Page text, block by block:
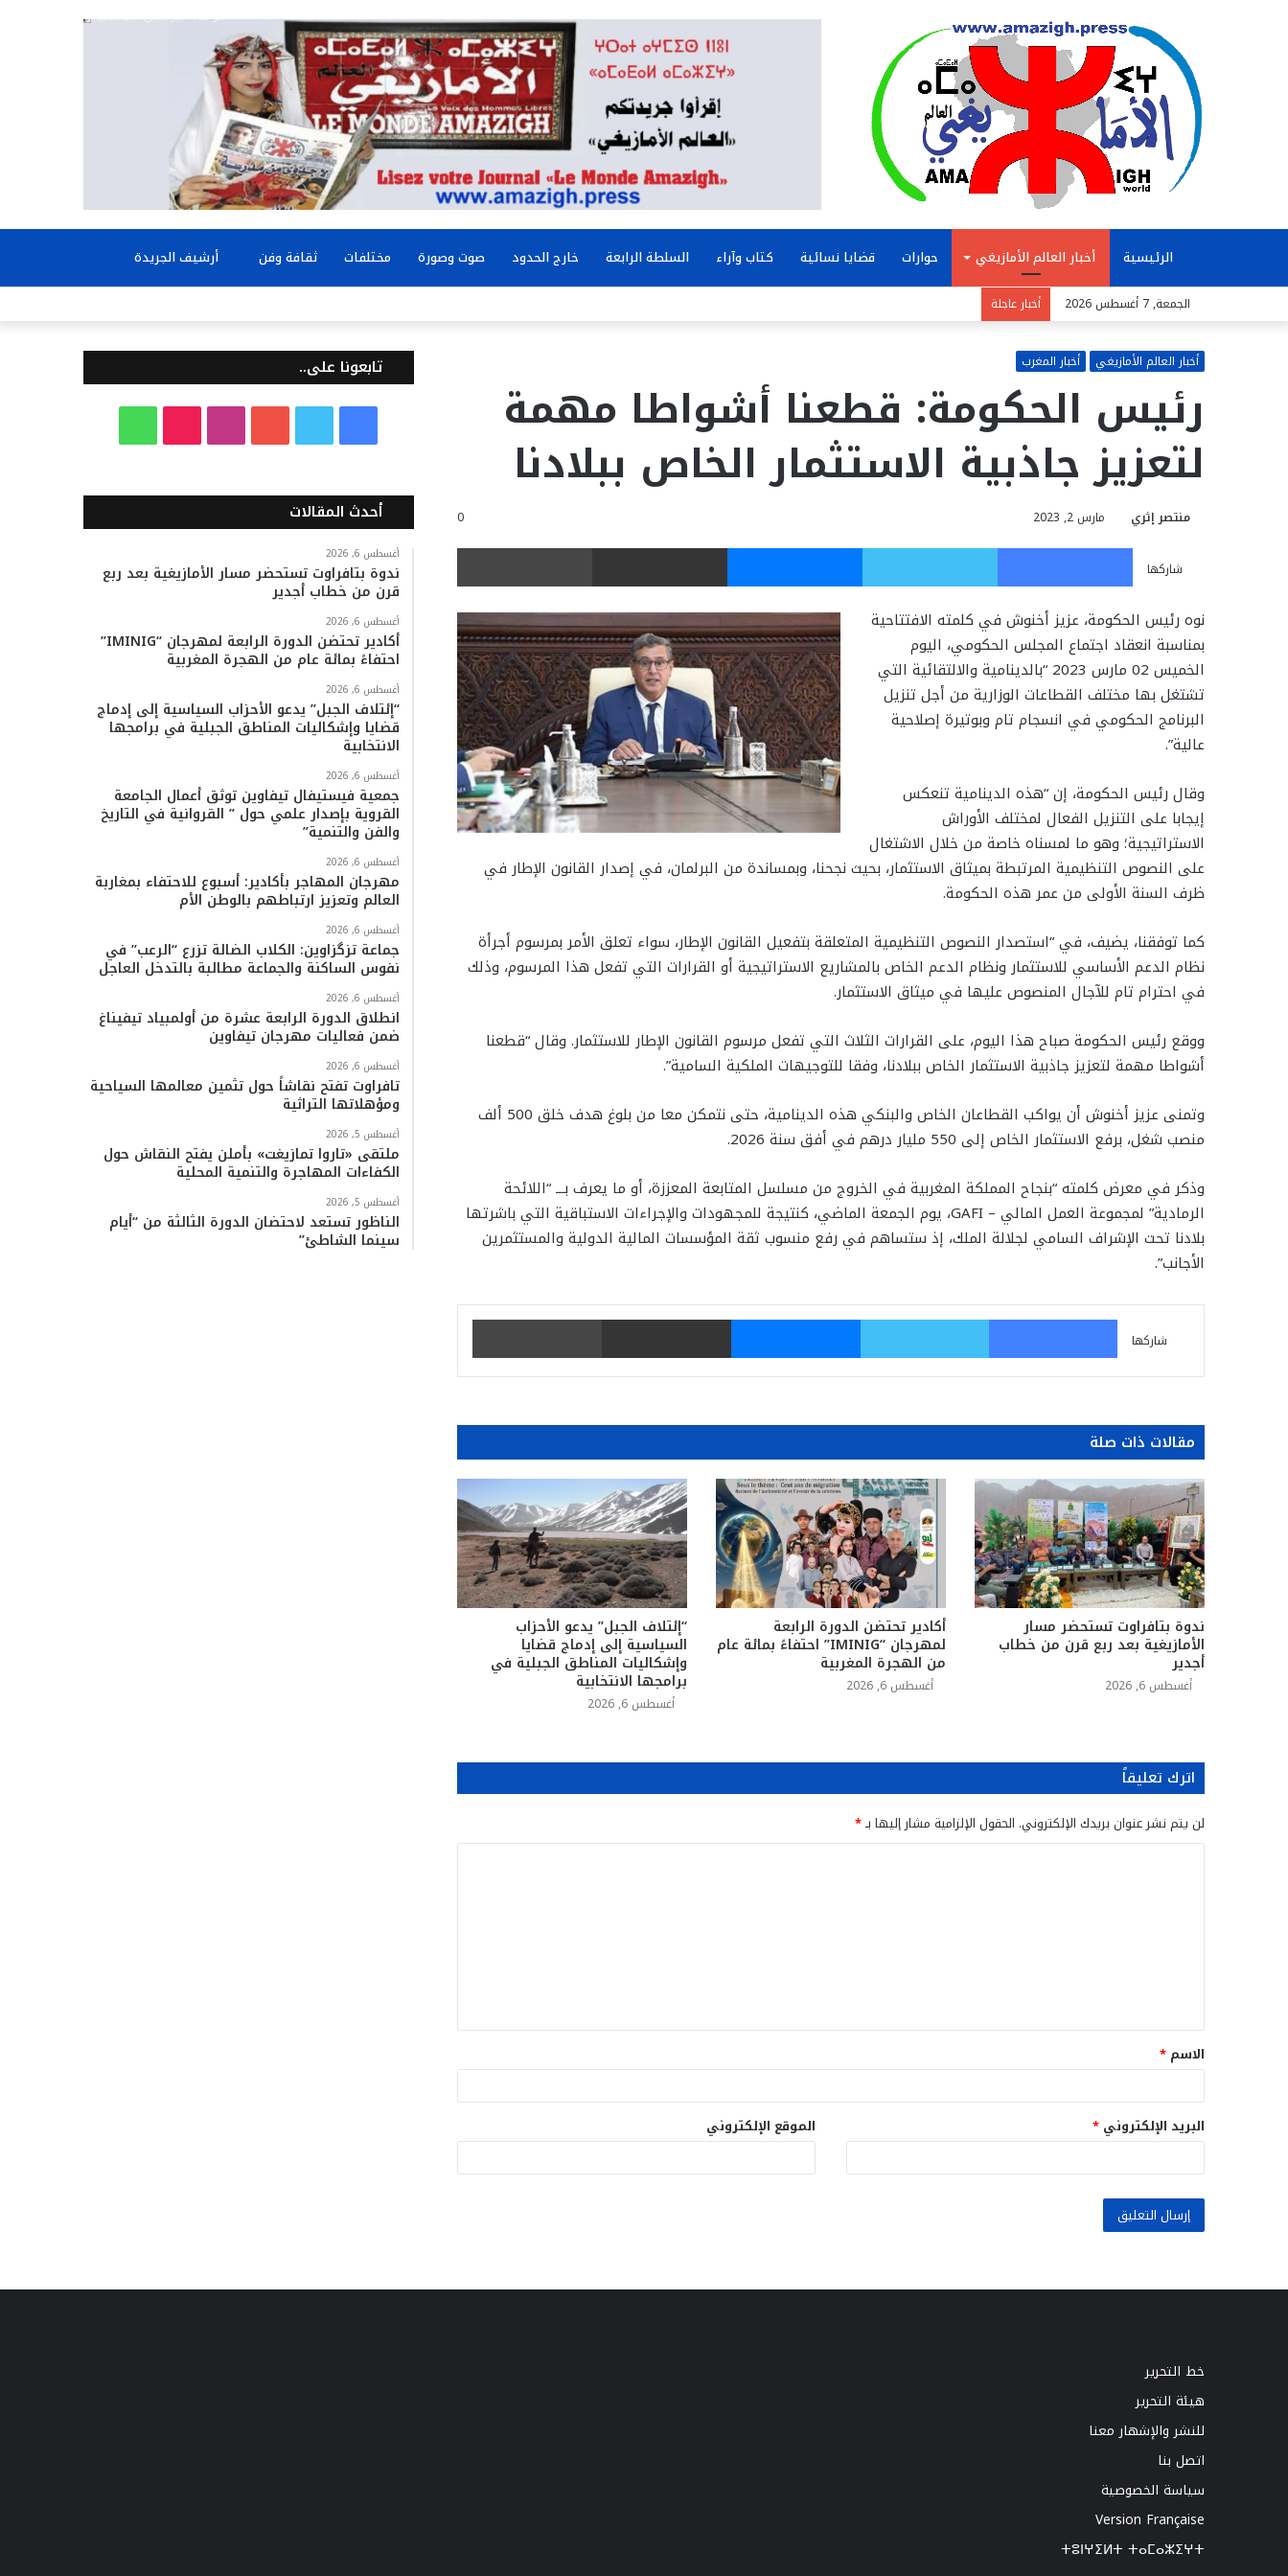
الرئيسية أخبار العالم الأمازيغي حوارات قضايا نسائية كتاب وآراء السلطة الرابعة خارج الحدود صوت وصورة مختلفات ثقافة وفن أرشيف الجريدة
عن
الجمعة, 7 أغسطس 2026 أخبار عاجلة
أخبار العالم الأمازيغي أخبار المغرب
رئيس الحكومة: قطعنا أشواطا مهمة
لتعزيز جاذبية الاستثمار الخاص ببلادنا
منتصر إثري مارس 2, 2023 0
شاركها
فيسبوك تويتر ماسنجر مشاركة عبر البريد
نوه رئيس الحكومة، عزيز أخنوش في كلمته الافتتاحية
بمناسبة انعقاد اجتماع المجلس الحكومي، اليوم
الخميس 02 مارس 2023 “بالدينامية والالتقائية ‏التي
تشتغل ‏بها مختلف القطاعات الوزارية من أجل تنزيل
البرنامج الحكومي في انسجام تام وبوتيرة إصلاحية
عالية”.
وقال رئيس الحكومة، إن “هذه الدينامية تنعكس
إيجابا ‏على التنزيل الفعال لمختلف الأوراش
الاستراتيجية؛ وهو ما لمسناه خاصة من خلال الاشتغال
على النصوص التنظيمية المرتبطة ‏بميثاق الاستثمار، بحيث نجحنا، وبمساندة من البرلمان، في إصدار القانون الإطار في
ظرف السنة الأولى من عمر هذه الحكومة.
كما توفقنا، يضيف، في “استصدار النصوص ‏التنظيمية المتعلقة بتفعيل القانون الإطار، سواء تعلق الأمر بمرسوم أجرأة
‏نظام الدعم الأساسي ‏للاستثمار ونظام الدعم الخاص بالمشاريع ‏الاستراتيجية أو القرارات التي تفعل هذا المرسوم، وذلك
في ‏احترام تام للآجال المنصوص عليها في ميثاق الاستثمار.‏
ووقع رئيس الحكومة صباح هذا اليوم، على القرارات الثلاث التي تفعل مرسوم القانون الإطار للاستثمار. وقال “‏قطعنا
أشواطا مهمة لتعزيز جاذبية الاستثمار الخاص ببلادنا، وفقا للتوجيهات الملكية السامية”.
وتمنى عزيز أخنوش أن يواكب القطاعان الخاص والبنكي هذه الدينامية، حتى نتمكن معا من بلوغ هدف خلق 500 ألف
منصب شغل، برفع الاستثمار الخاص إلى 550 مليار درهم في أفق سنة 2026.
وذكر في معرض كلمته “بنجاح ‏المملكة المغربية في الخروج من مسلسل المتابعة المعززة، أو ما يعرف بـــ “اللائحة
الرمادية” لمجموعة العمل المالي – GAFI، يوم الجمعة الماضي، كنتيجة للمجهودات والإجراءات الاستباقية التي باشرتها
بلادنا تحت الإشراف السامي لجلالة الملك، إذ ستساهم في رفع منسوب ثقة ‏المؤسسات المالية الدولية ‏والمستثمرين
‏الأجانب”.
شاركها
فيسبوك تويتر ماسنجر مشاركة عبر البريد
مقالات ذات صلة
ندوة بتافراوت تستحضر مسار
الأمازيغية بعد ربع قرن من خطاب
أجدير
أغسطس 6, 2026
أكادير تحتضن الدورة الرابعة
لمهرجان “IMINIG” احتفاءً بمائة عام
من الهجرة المغربية
أغسطس 6, 2026
“إئتلاف الجبل” يدعو الأحزاب
السياسية إلى إدماج قضايا
وإشكاليات المناطق الجبلية في
برامجها الانتخابية
أغسطس 6, 2026
اترك تعليقاً
لن يتم نشر عنوان بريدك الإلكتروني. الحقول الإلزامية مشار إليها بـ*
ق
*
الاسم *
البريد الإلكتروني * الموقع الإلكتروني
تابعونا على..
س
ب
و
ك
ي
ت
ر
ت
ي
و
س
ت
ق
ا
k
T
o
ت
س
ا
أحدث المقالات
أغسطس 6, 2026
ندوة بتافراوت تستحضر مسار الأمازيغية بعد ربع
قرن من خطاب أجدير
أغسطس 6, 2026
أكادير تحتضن الدورة الرابعة لمهرجان “IMINIG”
احتفاءً بمائة عام من الهجرة المغربية
أغسطس 6, 2026
“إئتلاف الجبل” يدعو الأحزاب السياسية إلى إدماج
قضايا وإشكاليات المناطق الجبلية في برامجها
الانتخابية
أغسطس 6, 2026
جمعية فيستيفال تيفاوين توثق أعمال الجامعة
القروية بإصدار علمي حول ” القروانية في التاريخ
والفن والتنمية”
أغسطس 6, 2026
مهرجان المهاجر بأكادير: أسبوع للاحتفاء بمغاربة
العالم وتعزيز ارتباطهم بالوطن الأم
أغسطس 6, 2026
جماعة تزگزاوين: الكلاب الضالة تزرع “الرعب” في
نفوس الساكنة والجماعة مطالبة بالتدخل العاجل
أغسطس 6, 2026
انطلاق الدورة الرابعة عشرة من أولمبياد تيفيناغ
ضمن فعاليات مهرجان تيفاوين
أغسطس 6, 2026
تافراوت تفتح نقاشاً حول تثمين معالمها السياحية
ومؤهلاتها التراثية
أغسطس 5, 2026
ملتقى «تاروا تمازيغت» بأملن يفتح النقاش حول
الكفاءات المهاجرة والتنمية المحلية
أغسطس 5, 2026
الناظور تستعد لاحتضان الدورة الثالثة من “أيام
سينما الشاطئ”
خط التحرير
هيئة التحرير
للنشر والإشهار معنا
اتصل بنا
سياسة الخصوصية
Version Française
ⵜⵓⵏⵖⵉⵍⵜ ⵜⴰⵎⴰⵣⵉⵖⵜ